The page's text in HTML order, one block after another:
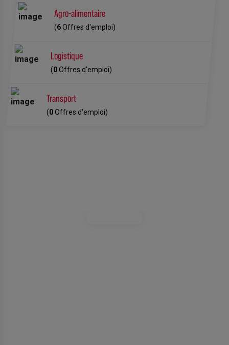
Agro-alimentaire
(6Offres d'emploi)
Logistique
(0Offres d'emploi)
Transport
(0Offres d'emploi)